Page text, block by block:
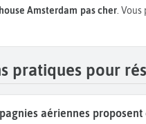
Amsterdam pas cher.
pratiques pour
aériennes